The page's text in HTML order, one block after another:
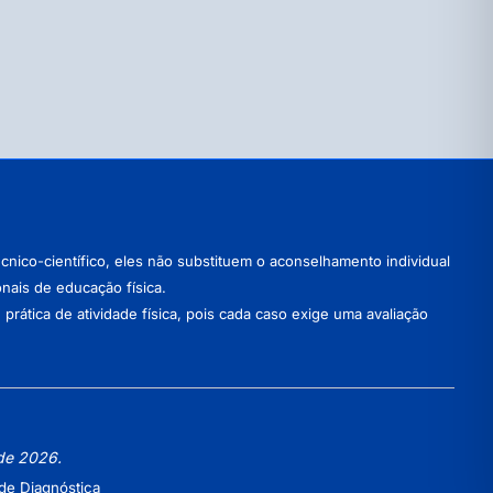
científico, eles não substituem o aconselhamento individual
de educação física.
de atividade física, pois cada caso exige uma avaliação
2026.
Diagnóstica